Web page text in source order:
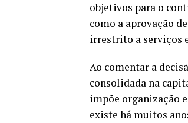
objetivos para o
como a aprovação
irrestrito a serviços
Ao comentar a
consolidada na
impõe organização
existe há muitos